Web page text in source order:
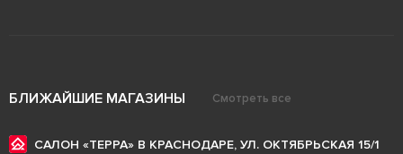
БЛИЖАЙШИЕ МАГАЗИНЫ Смотреть все
САЛОН «ТЕРРА» В КРАСНОДАРЕ, УЛ. ОКТЯБРЬСКАЯ 15/1